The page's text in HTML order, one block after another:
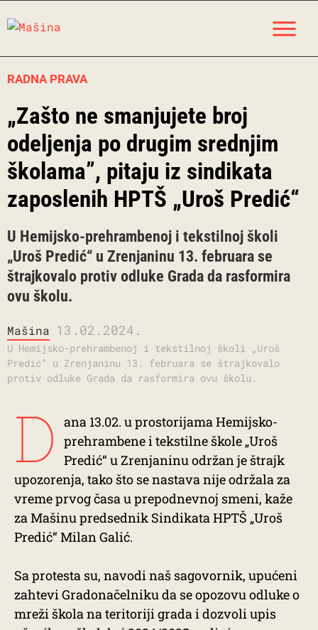
to
RADNA PRAVA
„Zašto ne smanjujete broj
odeljenja po drugim srednjim
školama”, pitaju iz sindikata
zaposlenih HPTŠ „Uroš Predić“
U Hemijsko-prehrambenoj i tekstilnoj školi
„Uroš Predić“ u Zrenjaninu 13. februara se
štrajkovalo protiv odluke Grada da rasformira
ovu školu.
Mašina 13.02.2024.
U Hemijsko-prehrambenoj i tekstilnoj školi „Uroš
Predić“ u Zrenjaninu 13. februara se štrajkovalo
protiv odluke Grada da rasformira ovu školu.
D
ana 13.02. u prostorijama Hemijsko-
prehrambene i tekstilne škole „Uroš
Predić“ u Zrenjaninu održan je štrajk
upozorenja, tako što se nastava nije održala za
vreme prvog časa u prepodnevnoj smeni, kaže
za Mašinu predsednik Sindikata HPTŠ „Uroš
Predić“ Milan Galić.
Sa protesta su, navodi naš sagovornik, upućeni
zahtevi Gradonačelniku da se opozovu odluke o
mreži škola na teritoriji grada i dozvoli upis